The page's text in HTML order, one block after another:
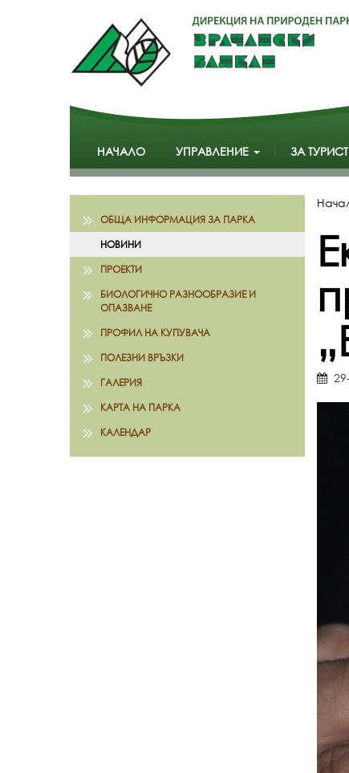
НАЧАЛО УПРАВЛЕНИЕ ЗА
ОБЩА ИНФОРМАЦИЯ ЗА ПАРКА
НОВИНИ
ПРОЕКТИ
БИОЛОГИЧНО РАЗНООБРАЗИЕ И
ОПАЗВАНЕ
ПРОФИЛ НА КУПУВАЧА
ПОЛЕЗНИ ВРЪЗКИ
ГАЛЕРИЯ
КАРТА НА ПАРКА
КАЛЕНДАР
29-